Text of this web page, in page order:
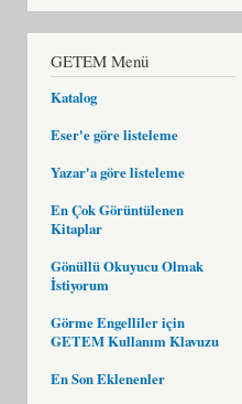
GETEM Menü
Katalog
Eser'e göre listeleme
Yazar'a göre listeleme
En Çok Görüntülenen
Kitaplar
Gönüllü Okuyucu Olmak
İstiyorum
Görme Engelliler için
GETEM Kullanım Klavuzu
En Son Eklenenler